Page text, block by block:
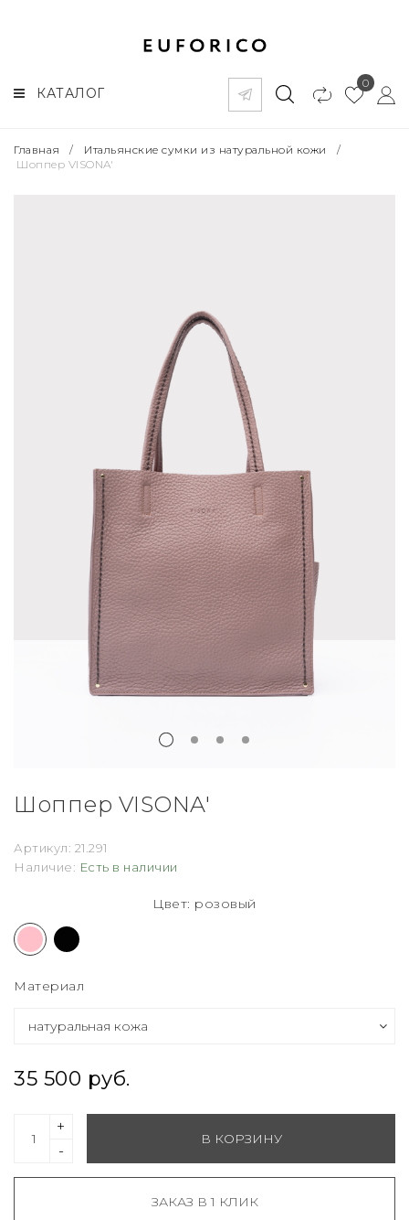
КАТАЛОГ
0
Главная / Итальянские сумки из натуральной кожи
/
Шоппер VISONA'
Шоппер VISONA'
Артикул: 21.291
Наличие: Есть в наличии
Цвет: розовый
Материал
35 500 руб.
-
+
В КОРЗИНУ
ЗАКАЗ В 1 КЛИК